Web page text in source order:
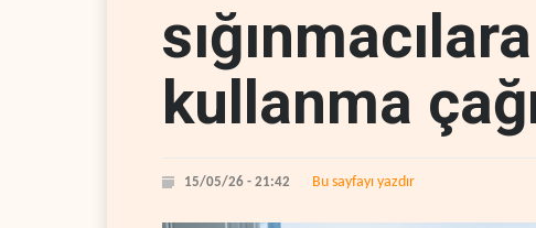
kullanma
15/05/26 - 21:42 Bu sayfayı yazdır